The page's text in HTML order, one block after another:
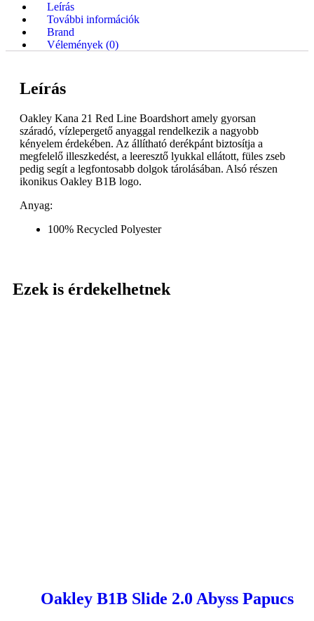
Leírás
További információk
Brand
Vélemények (0)
Leírás
Oakley Kana 21 Red Line Boardshort amely gyorsan
száradó, vízlepergető anyaggal rendelkezik a nagyobb
kényelem érdekében. Az állítható derékpánt biztosítja a
megfelelő illeszkedést, a leeresztő lyukkal ellátott, füles zseb
pedig segít a legfontosabb dolgok tárolásában. Alsó részen
ikonikus Oakley B1B logo.
Anyag:
100% Recycled Polyester
Ezek is érdekelhetnek
Oakley B1B Slide 2.0 Abyss Papucs